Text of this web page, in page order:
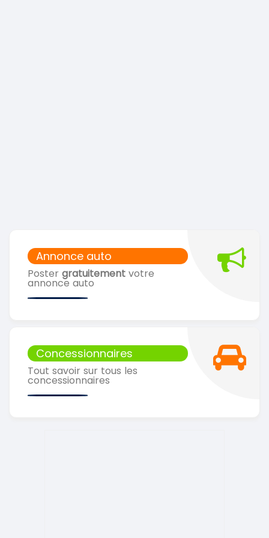
Annonce auto
Poster gratuitement votre
annonce auto
Concessionnaires
Tout savoir sur tous les
concessionnaires